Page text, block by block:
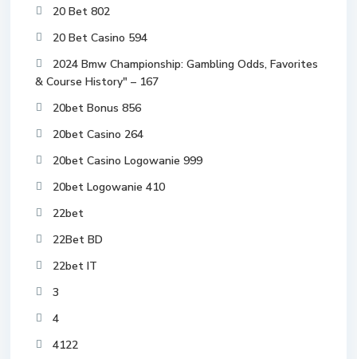
20 Bet 802
20 Bet Casino 594
2024 Bmw Championship: Gambling Odds, Favorites
& Course History" – 167
20bet Bonus 856
20bet Casino 264
20bet Casino Logowanie 999
20bet Logowanie 410
22bet
22Bet BD
22bet IT
3
4
4122